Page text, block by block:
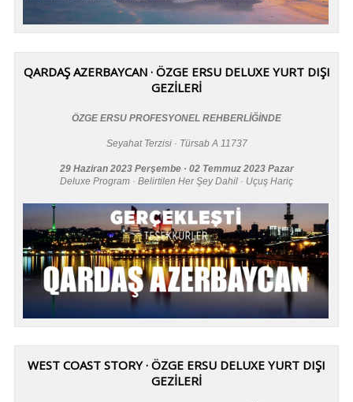
QARDAŞ AZERBAYCAN · ÖZGE ERSU DELUXE YURT DIŞI
GEZİLERİ
ÖZGE ERSU PROFESYONEL REHBERLİĞİNDE
Seyahat Terzisi · Türsab A 11737
29 Haziran 2023 Perşembe · 02 Temmuz 2023 Pazar
Deluxe Program · Belirtilen Her Şey Dahil · Uçuş Hariç
WEST COAST STORY · ÖZGE ERSU DELUXE YURT DIŞI
GEZİLERİ